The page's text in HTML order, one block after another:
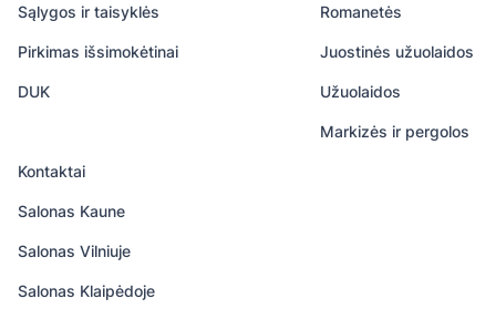
Sąlygos ir taisyklės
Pirkimas išsimokėtinai
DUK
Romanetės
Juostinės užuolaidos
Užuolaidos
Markizės ir pergolos
Kontaktai
Salonas Kaune
Salonas Vilniuje
Salonas Klaipėdoje